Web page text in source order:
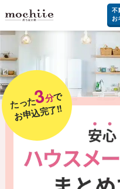
不
お
たった3分で
お申込完了!!